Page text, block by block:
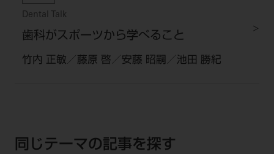
Dental Talk
歯科がスポーツから学べること
竹内 正敏／藤原 啓／安藤 昭嗣／池田 勝紀
同じテーマの記事を探す